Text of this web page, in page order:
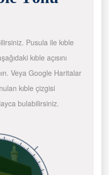
Pusula ile kıble
kıble açısını
Veya Google Haritalar
kıble çizgisi
bulabilirsiniz.